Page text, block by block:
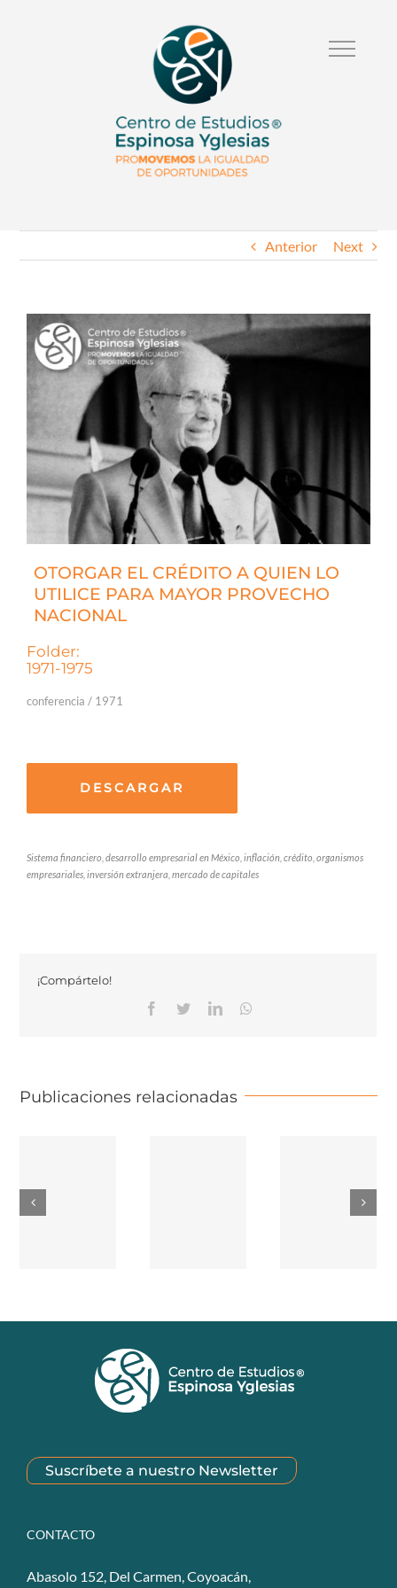
Anterior Next
OTORGAR EL CRÉDITO A QUIEN LO
UTILICE PARA MAYOR PROVECHO
NACIONAL
Folder:
1971-1975
conferencia / 1971
DESCARGAR
Sistema financiero, desarrollo empresarial en México, inflación, crédito, organismos
empresariales, inversión extranjera, mercado de capitales
¡Compártelo!
Facebook
TwitterLinkedinWhatsapp
Publicaciones relacionadas
Suscríbete a nuestro Newsletter
CONTACTO
Abasolo 152, Del Carmen, Coyoacán,